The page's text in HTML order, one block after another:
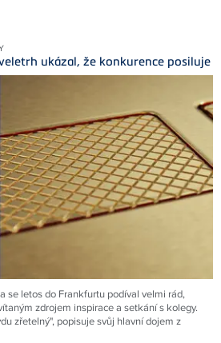
ukázal, že konkurence posiluje
se letos do Frankfurtu podíval velmi rád,
zdrojem inspirace a setkání s kolegy.
zřetelný", popisuje svůj hlavní dojem z